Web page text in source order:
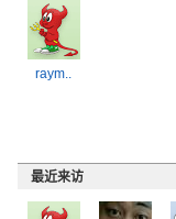
raym..
最近来访